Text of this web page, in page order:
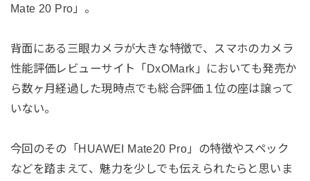
Mate 20 Pro」。
背面にある三眼カメラが大きな特徴で、スマホのカメラ
性能評価レビューサイト「DxOMark」においても発売か
ら数ヶ月経過した現時点でも総合評価１位の座は譲って
いない。
今回のその「HUAWEI Mate20 Pro」の特徴やスペック
などを踏まえて、魅力を少しでも伝えられたらと思いま